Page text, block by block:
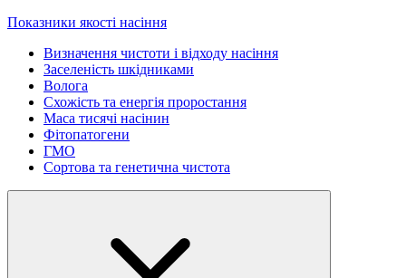
Показники якості насіння
Визначення чистоти і відходу насіння
Заселеність шкідниками
Волога
Схожість та енергія проростання
Маса тисячі насінин
Фітопатогени
ГМО
Сортова та генетична чистота